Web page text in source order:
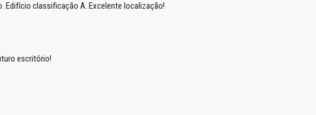
Edifício classificação A. Excelente localização!
escritório!